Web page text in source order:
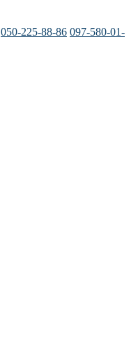
050-225-88-86 097-580-01-